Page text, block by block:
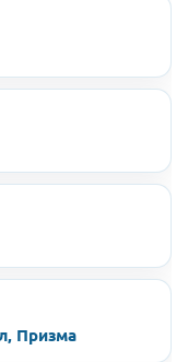
Призма